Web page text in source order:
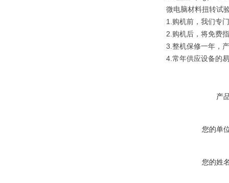
微电脑材料扭转试
1.购机前，我们专
2.购机后，将免费
3.整机保修一年，
4.常年供应设备的
产
您的单
您的姓